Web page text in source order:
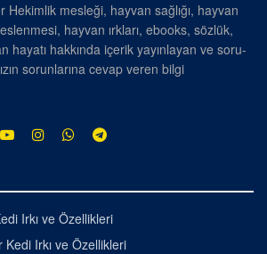
Hekimlik mesleği, hayvan sağlığı, hayvan
hayvan ırkları, ebooks, sözlük,
hayatı hakkında içerik yayınlayan ve soru-
sorunlarına cevap veren bilgi
Irkı ve Özellikleri
Irkı ve Özellikleri